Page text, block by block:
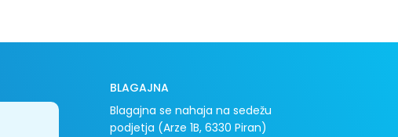
BLAGAJNA
Blagajna se nahaja na sedežu
podjetja (Arze 1B, 6330 Piran)